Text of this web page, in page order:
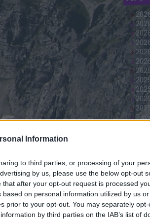
Information
to third parties, or processing of your
by us, please use the below opt-out
after your opt-out request is processed
on personal information utilized by us
prior to your opt-out. You may separately
by third parties on the IAB’s list of